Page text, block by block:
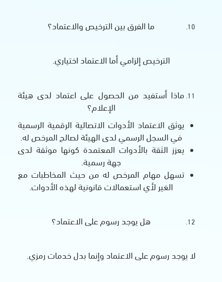
ما الفرق بين الترخيص والاعتماد؟
الترخيص إلزامي أما الاعتماد اختياري.
ماذا أستفيد من الحصول على اعتماد لدى هيئة
الإعلام؟
يوثق الاعتماد الأدوات الاتصالية الرقمية الرسمية
في السجل الرسمي لدى الهيئة لصالح المرخص له.
يعزز الثقة بالأدوات المعتمدة كونها موثقة لدى
جهة رسمية.
تسهل مهام المرخص له من حيث المخاطبات مع
الغير لأي استعمالات قانونية لهذه الأدوات.
هل يوجد رسوم على الاعتماد؟
لا يوجد رسوم على الاعتماد وإنما بدل خدمات رمزي.